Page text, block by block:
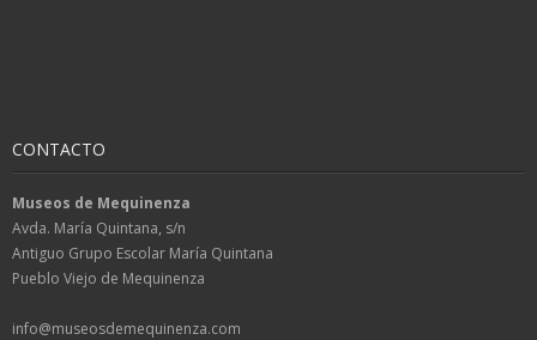
CONTACTO
Museos de Mequinenza
Avda. María Quintana, s/n
Antiguo Grupo Escolar María Quintana
Pueblo Viejo de Mequinenza
info@museosdemequinenza.com